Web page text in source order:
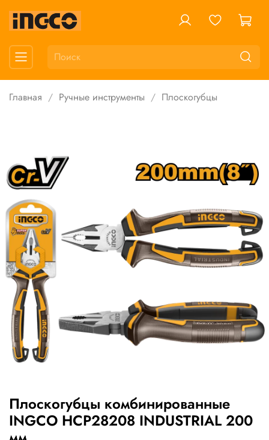
Главная Ручные инструменты Плоскогубцы
Плоскогубцы комбинированные
INGCO HCP28208 INDUSTRIAL 200